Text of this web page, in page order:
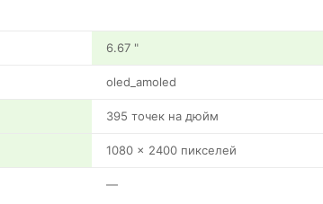
6.67 "
oled_amoled
395 точек на дюйм
1080 x 2400 пикселей
—